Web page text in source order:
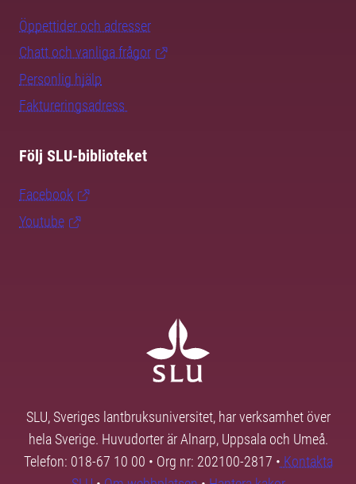
Öppettider och adresser
Chatt och vanliga frågor
Personlig hjälp
Faktureringsadress
Följ SLU-biblioteket
Facebook
Youtube
SLU, Sveriges lantbruksuniversitet, har verksamhet över
hela Sverige. Huvudorter är Alnarp, Uppsala och Umeå.
Telefon: 018-67 10 00 • Org nr: 202100-2817 • Kontakta